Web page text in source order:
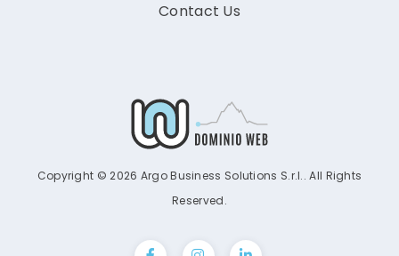
Contact Us
Copyright © 2026 Argo Business Solutions S.r.l.. All Rights
Reserved.